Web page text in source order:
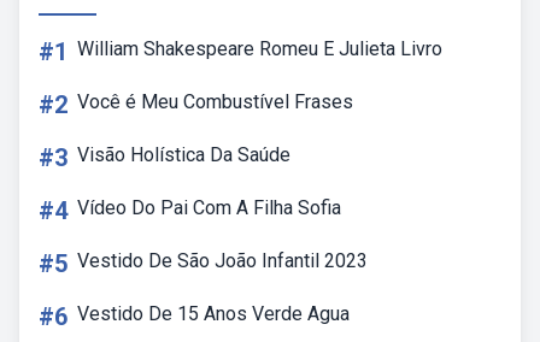
#1 William Shakespeare Romeu E Julieta Livro
#2 Você é Meu Combustível Frases
#3 Visão Holística Da Saúde
#4 Vídeo Do Pai Com A Filha Sofia
#5 Vestido De São João Infantil 2023
#6 Vestido De 15 Anos Verde Agua